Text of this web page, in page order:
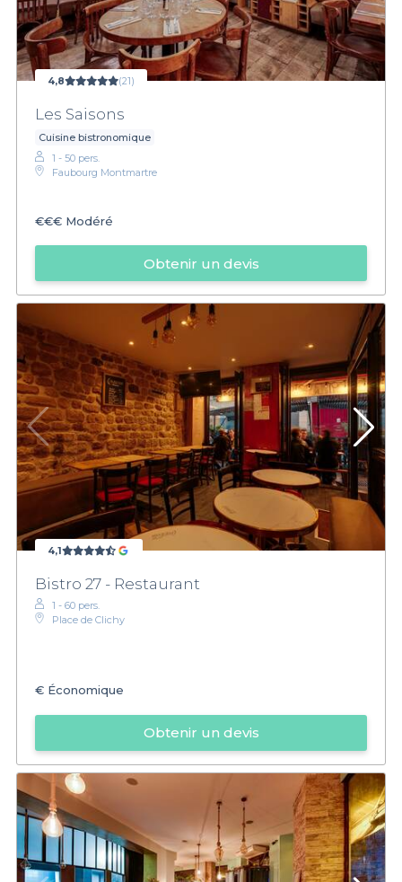
4,8 (21)
Les Saisons
Cuisine bistronomique
1 - 50 pers.
Faubourg Montmartre
€€€ Modéré
Obtenir un devis
4,1
Bistro 27 - Restaurant
1 - 60 pers.
Place de Clichy
€ Économique
Obtenir un devis